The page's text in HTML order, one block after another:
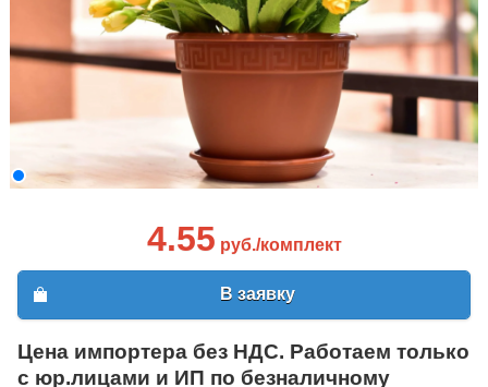
4.55 руб./комплект
В заявку
Цена импортера без НДС. Работаем только
с юр.лицами и ИП по безналичному